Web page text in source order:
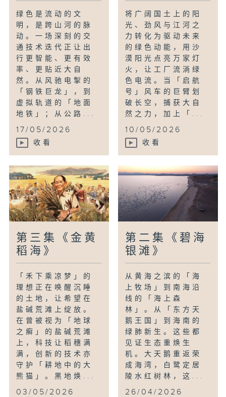
绿色是流动的文
明，是跨山河的脉
动。一场深刻的交
通技术迭代正让出
行更智能、更有效
率、更贴近大自
然。从风驰电掣的
「钢铁巨龙」，到
虚拟轨道的「地面
地铁」；从公路...
17/05/2026
收看
将广阔国土上的阳
光、劲风与江河之
力转化为驱动未来
的绿色动能，用沙
漠阳光点亮万家灯
火，让工厂流淌绿
色电流。当「启航
号」风车的巨臂划
破长空，捕获大自
然之力，加上「...
10/05/2026
收看
第三集《金黄
稻海》
「禾下乘凉梦」的
理想正在唤醒沉睡
的土地，让希望在
盐碱荒滩上绽放。
在曾被视为「地球
之癣」的盐碱荒滩
上，科技让稻穗满
满，创新的技术亦
守护「耕地中的大
熊猫」。黑地焕...
03/05/2026
第二集《碧海
银滩》
从黄海之滨的「海
上牧场」到南海沿
线的「海上森
林」。从「东方天
鹅王国」到海南的
绿肺新生。这些都
见证生态重焕生
机。大天鹅重返荣
成海湾，白鹭定居
陵水红树林，这...
26/04/2026